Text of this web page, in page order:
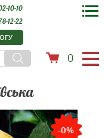
0
10-10
12-22
-0%